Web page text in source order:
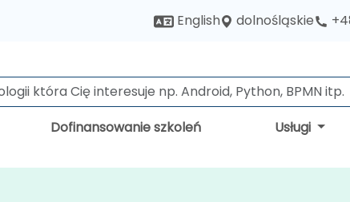
English dolnośląskie
Dofinansowanie szkoleń Usługi